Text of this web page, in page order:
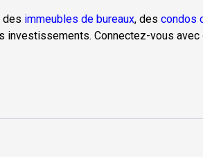
des immeubles de bureaux, des condos
investissements. Connectez-vous